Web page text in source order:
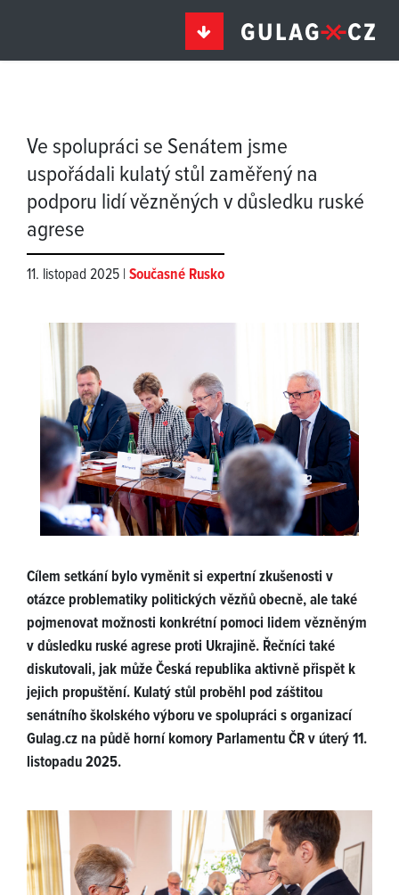
Ve spolupráci se Senátem jsme
uspořádali kulatý stůl zaměřený na
podporu lidí vězněných v důsledku ruské
agrese
11. listopad 2025 | Současné Rusko
Cílem setkání bylo vyměnit si expertní zkušenosti v
otázce problematiky politických vězňů obecně, ale také
pojmenovat možnosti konkrétní pomoci lidem vězněným
v důsledku ruské agrese proti Ukrajině. Řečníci také
diskutovali, jak může Česká republika aktivně přispět k
jejich propuštění. Kulatý stůl proběhl pod záštitou
senátního školského výboru ve spolupráci s organizací
Gulag.cz na půdě horní komory Parlamentu ČR v úterý 11.
listopadu 2025.